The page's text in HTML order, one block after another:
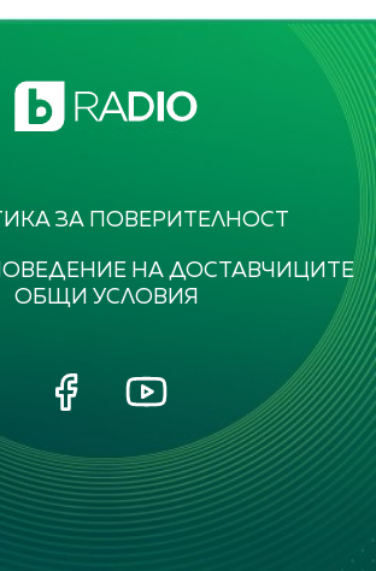
ЗА ПОВЕРИТЕЛНОСТ
НА ДОСТАВЧИЦИТЕ
ОБЩИ УСЛОВИЯ